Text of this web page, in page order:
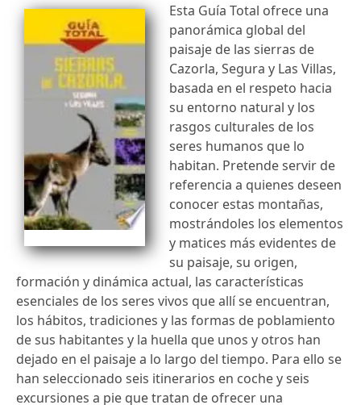
Esta Guía Total ofrece una
panorámica global del
paisaje de las sierras de
Cazorla, Segura y Las Villas,
basada en el respeto hacia
su entorno natural y los
rasgos culturales de los
seres humanos que lo
habitan. Pretende servir de
referencia a quienes deseen
conocer estas montañas,
mostrándoles los elementos
y matices más evidentes de
su paisaje, su origen,
formación y dinámica actual, las características
esenciales de los seres vivos que allí se encuentran,
los hábitos, tradiciones y las formas de poblamiento
de sus habitantes y la huella que unos y otros han
dejado en el paisaje a lo largo del tiempo. Para ello se
han seleccionado seis itinerarios en coche y seis
excursiones a pie que tratan de ofrecer una